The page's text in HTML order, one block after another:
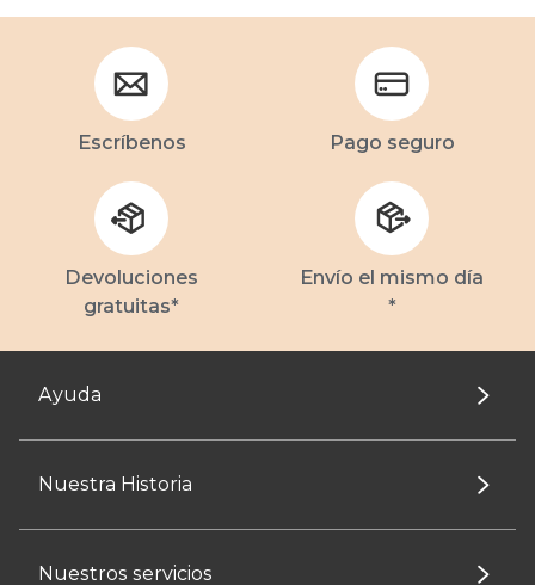
Escríbenos Pago seguro
Devoluciones
gratuitas*
Envío el mismo día
*
Ayuda
Nuestra Historia
Nuestros servicios